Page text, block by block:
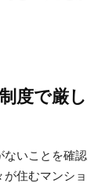
度で厳し
ないことを確認
住むマンショ